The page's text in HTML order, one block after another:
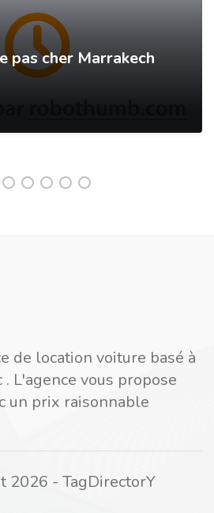
pas cher Marrakech
de location voiture basé à
. L'agence vous propose
un prix raisonnable
2026 - TagDirectorY